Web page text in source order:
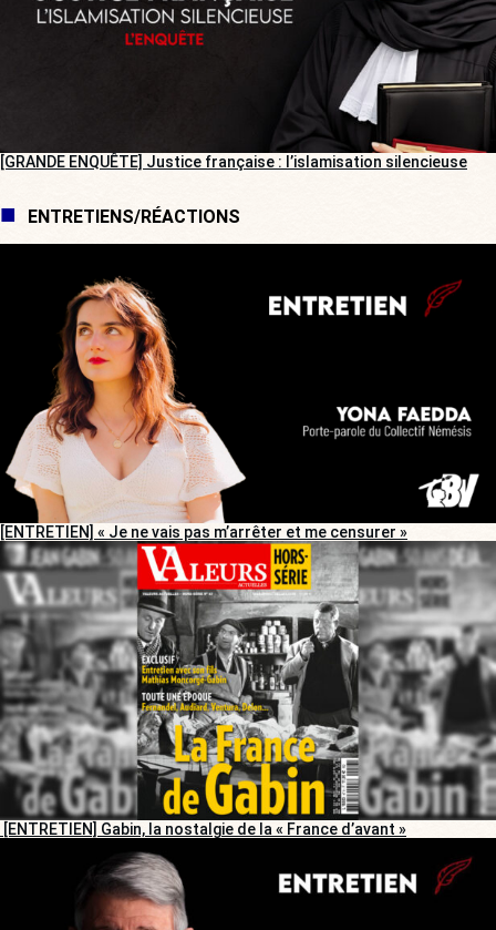
[GRANDE ENQUÊTE] Justice française : l’islamisation silencieuse
ENTRETIENS/RÉACTIONS
[ENTRETIEN] « Je ne vais pas m’arrêter et me censurer »
[ENTRETIEN] Gabin, la nostalgie de la « France d’avant »